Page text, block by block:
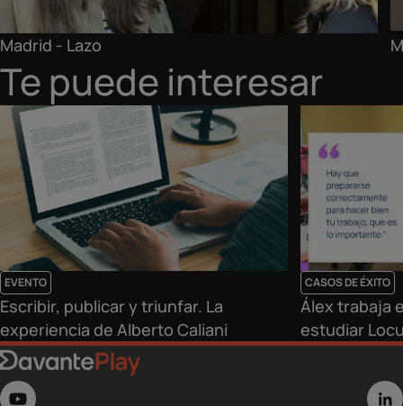
Madrid - Lazo
Te puede interesar
EVENTO
Escribir, publicar y triunfar. La
experiencia de Alberto Caliani
CASOS DE ÉXITO
Álex trabaja
estudiar